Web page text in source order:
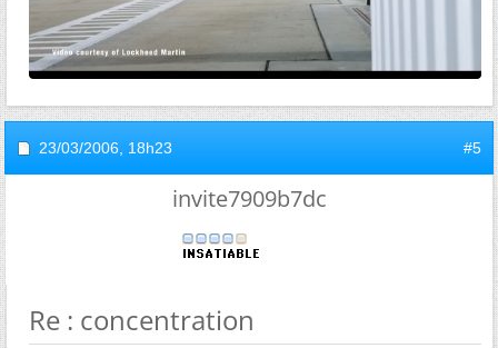
23/03/2006, 18h23 #5
invite7909b7dc
Re : concentration